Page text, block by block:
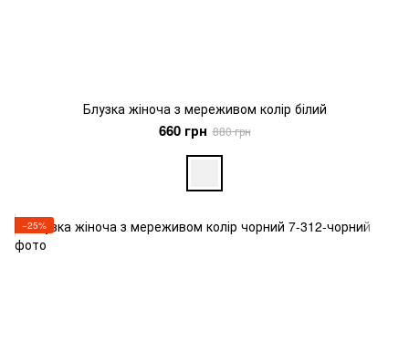
Блузка жіноча з мереживом колір білий
660 грн 880 грн
−25%